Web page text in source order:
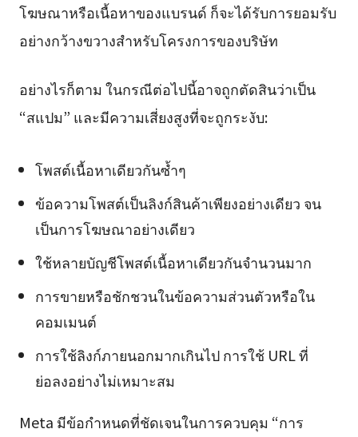
โฆษณาหรือเนื้อหาของแบรนด์ ก็จะได้รับการยอมรับ
อย่างกว้างขวางสำหรับโครงการของบริษัท
อย่างไรก็ตาม ในกรณีต่อไปนี้อาจถูกตัดสินว่าเป็น
“สแปม” และมีความเสี่ยงสูงที่จะถูกระงับ:
โพสต์เนื้อหาเดียวกันซ้ำๆ
ข้อความโพสต์เป็นลิงก์สินค้าเพียงอย่างเดียว จน
เป็นการโฆษณาอย่างเดียว
ใช้หลายบัญชีโพสต์เนื้อหาเดียวกันจำนวนมาก
การขายหรือชักชวนในข้อความส่วนตัวหรือใน
คอมเมนต์
การใช้ลิงก์ภายนอกมากเกินไป การใช้ URL ที่
ย่อลงอย่างไม่เหมาะสม
Meta มีข้อกำหนดที่ชัดเจนในการควบคุม “การ